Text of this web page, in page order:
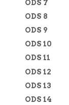
ODS 7
ODS 8
ODS 9
ODS 10
ODS 11
ODS 12
ODS 13
ODS 14